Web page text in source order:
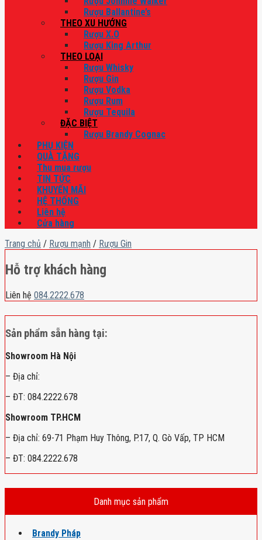
Rượu Ballantine’s
THEO XU HƯỚNG
Rượu X.O
Rượu King Arthur
THEO LOẠI
Rượu Whisky
Rượu Gin
Rượu Vodka
Rượu Rum
Rượu Tequila
ĐẶC BIỆT
Rượu Brandy Cognac
PHỤ KIỆN
QUÀ TẶNG
Thu mua rượu
TIN TỨC
KHUYẾN MÃI
HỆ THỐNG
Liên hệ
Cửa hàng
Trang chủ / Rượu mạnh / Rượu Gin
Hỗ trợ khách hàng
Liên hệ 084.2222.678
Sản phẩm sẵn hàng tại:
Showroom Hà Nội
– Địa chỉ:
– ĐT: 084.2222.678
Showroom TP.HCM
– Địa chỉ: 69-71 Phạm Huy Thông, P.17, Q. Gò Vấp, TP HCM
– ĐT: 084.2222.678
Danh mục sản phẩm
Brandy Pháp